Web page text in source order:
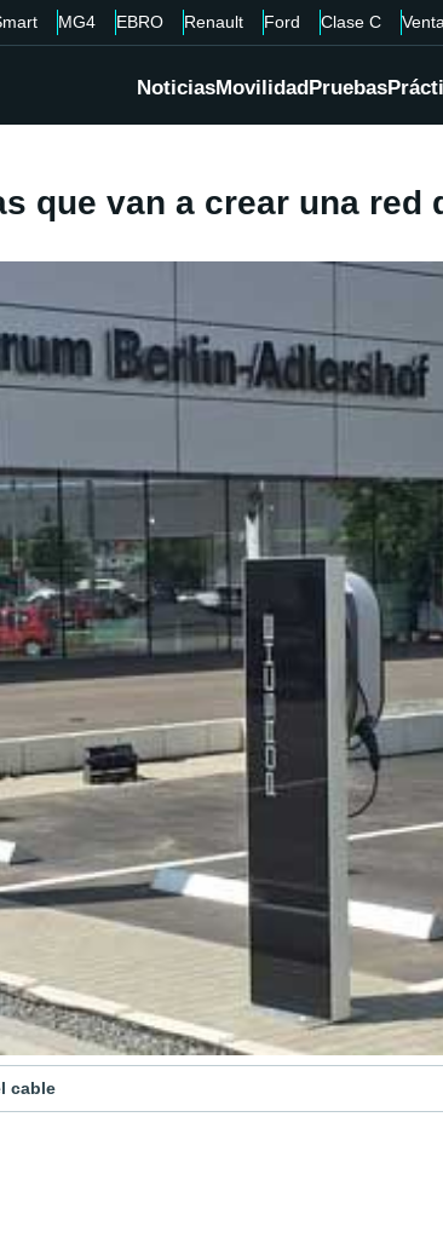
MG4 EBRO Renault Ford Clase C
NoticiasMovilidadPruebas
que van a crear una red
cable